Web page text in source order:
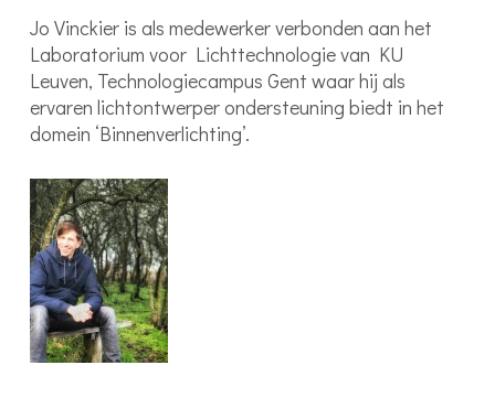
Jo Vinckier is als medewerker verbonden aan het
Laboratorium voor Lichttechnologie van KU
Leuven, Technologiecampus Gent waar hij als
ervaren lichtontwerper ondersteuning biedt in het
domein ‘Binnenverlichting’.